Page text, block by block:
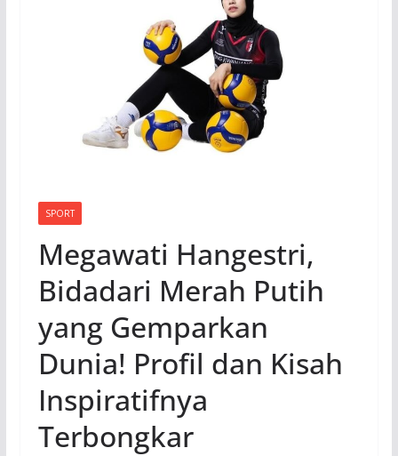
SPORT
Megawati Hangestri,
Bidadari Merah Putih
yang Gemparkan
Dunia! Profil dan Kisah
Inspiratifnya
Terbongkar